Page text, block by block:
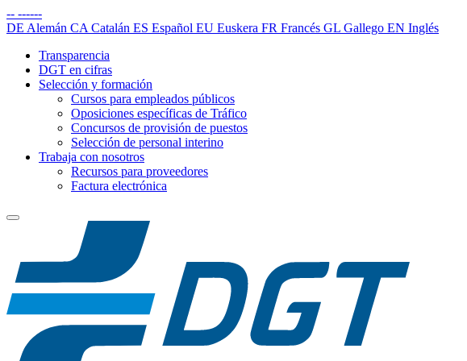
-- ------
DE Alemán CA Catalán ES Español EU Euskera FR Francés GL Gallego EN Inglés
Transparencia
DGT en cifras
Selección y formación
Cursos para empleados públicos
Oposiciones específicas de Tráfico
Concursos de provisión de puestos
Selección de personal interino
Trabaja con nosotros
Recursos para proveedores
Factura electrónica